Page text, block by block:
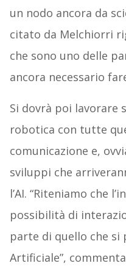
un nodo ancora da
citato da Melchiorri
che sono uno delle
ancora necessario
Si dovrà poi lavorare
robotica con tutte
comunicazione e,
sviluppi che
l’AI. “Riteniamo che
possibilità di
parte di quello che si
Artificiale”,